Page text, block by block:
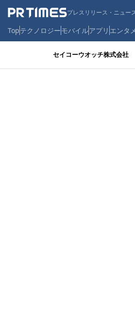
プレスリリース・ニュー
Topテクノロジーモバイルアプリ エンタメ
セイコーウオッチ株式会社